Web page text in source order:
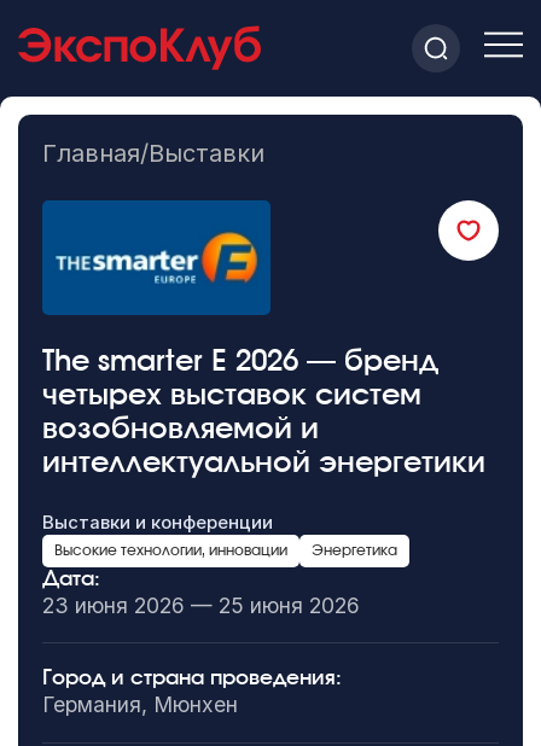
Главная/Выставки
The smarter E 2026 — бренд
четырех выставок систем
возобновляемой и
интеллектуальной энергетики
Выставки и конференции
Высокие технологии, инновации Энергетика
Дата:
23 июня 2026 — 25 июня 2026
Город и страна проведения:
Германия, Мюнхен